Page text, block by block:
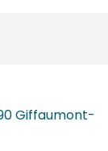
Giffaumont-